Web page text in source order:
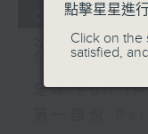
08/08/
沙地聯手
足本 Full
點擊星星進
Click on the
satisfied,